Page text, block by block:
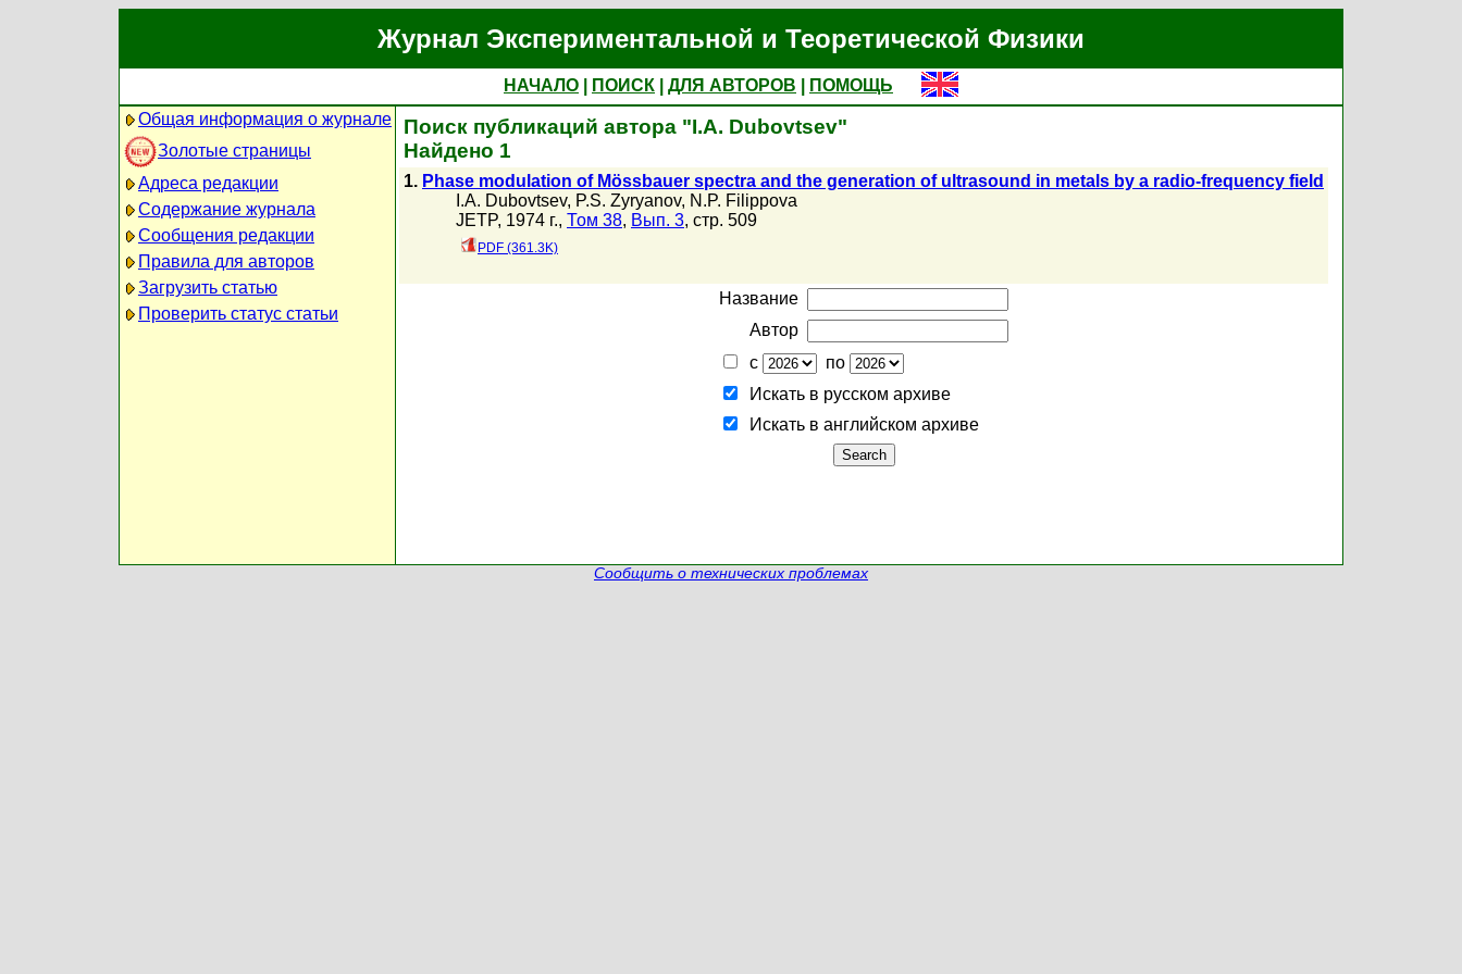
Журнал Экспериментальной и Теоретической Физики
НАЧАЛО ПОИСК ДЛЯ АВТОРОВ
ПОМОЩЬ
Общая информация о журнале
Золотые страницы
Адреса редакции
Содержание журнала
Сообщения редакции
Правила для авторов
Загрузить статью
Проверить статус статьи
Поиск публикаций автора "I.A. Dubovtsev"
Найдено 1
1. Phase modulation of Mössbauer spectra and the generation of ultrasound in metals by a radio-frequency field
I.A. Dubovtsev, P.S. Zyryanov, N.P. Filippova
JETP, 1974 г., Том 38, Вып. 3, стр. 509
PDF (361.3K)
Название
Автор
с
по
Искать в русском архиве
Искать в английском архиве
Сообщить о технических проблемах